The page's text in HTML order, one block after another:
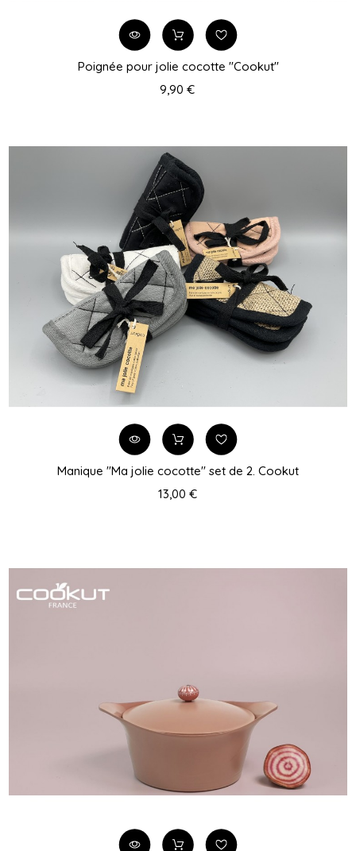
Poignée pour jolie cocotte "Cookut"
9,90 €
Manique "Ma jolie cocotte" set de 2. Cookut
13,00 €